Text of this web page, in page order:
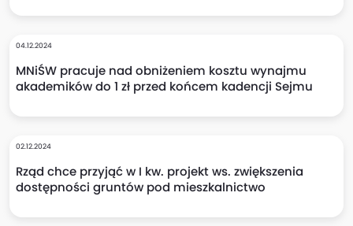
04.12.2024
MNiŚW pracuje nad obniżeniem kosztu wynajmu
akademików do 1 zł przed końcem kadencji Sejmu
02.12.2024
Rząd chce przyjąć w I kw. projekt ws. zwiększenia
dostępności gruntów pod mieszkalnictwo